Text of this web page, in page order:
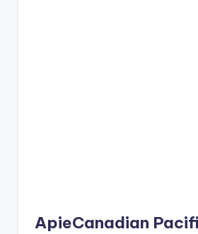
ApieCanadian